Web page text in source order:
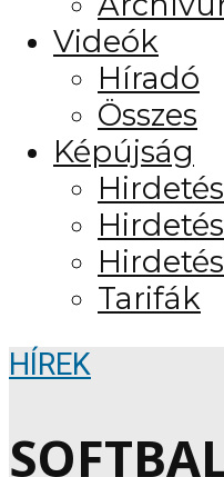
Videók
Híradó
Összes
Képújság
Tarifák
HÍREK